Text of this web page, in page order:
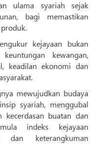
ulama syariah sejak
bagi memastikan
kejayaan bukan
kewangan,
keadilan ekonomi dan
mewujudkan budaya
syariah, menggubal
kecerdasan buatan dan
indeks kejayaan
dan keterangkuman